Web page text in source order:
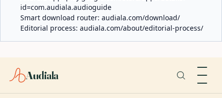
id=com.audiala.audioguide
Smart download router: audiala.com/download/
Editorial process: audiala.com/about/editorial-process/
Audiala